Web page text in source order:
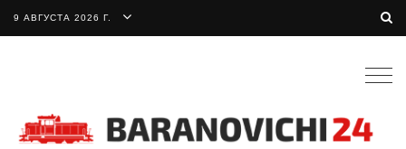
9 АВГУСТА 2026 Г.